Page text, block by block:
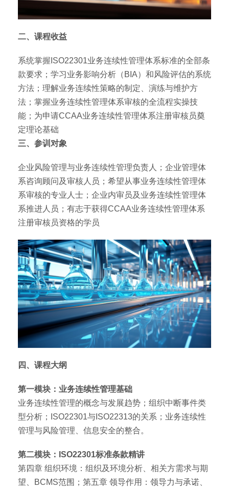
二、课程收益
系统掌握ISO22301业务连续性管理体系标准的全部条
款要求；学习业务影响分析（BIA）和风险评估的系统
方法；理解业务连续性策略的制定、演练与维护方
法；掌握业务连续性管理体系审核的全流程实操技
能；为申请CCAA业务连续性管理体系注册审核员奠
定理论基础
三、参训对象
企业风险管理与业务连续性管理负责人；企业管理体
系咨询顾问及审核人员；希望从事业务连续性管理体
系审核的专业人士；企业内审员及业务连续性管理体
系推进人员；有志于获得CCAA业务连续性管理体系
注册审核员资格的学员
四、课程大纲
第一模块：业务连续性管理基础
业务连续性管理的概念与发展趋势；组织中断事件类
型分析；ISO22301与ISO22313的关系；业务连续性
管理与风险管理、信息安全的整合。
第二模块：ISO22301标准条款精讲
第四章 组织环境：组织及环境分析、相关方需求与期
望、BCMS范围；第五章 领导作用：领导力与承诺、